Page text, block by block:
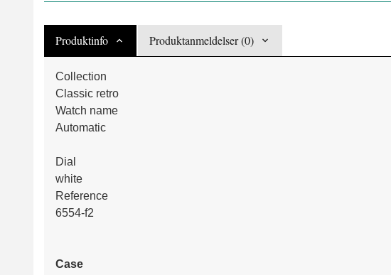
Produktinfo Produktanmeldelser (0)
Collection
Classic retro
Watch name
Automatic
Dial
white
Reference
6554-f2
Case